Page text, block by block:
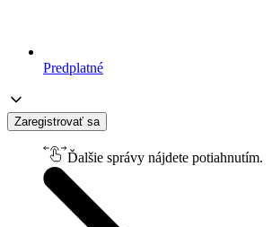
Predplatné
Zaregistrovať sa
Ďalšie správy nájdete potiahnutím.